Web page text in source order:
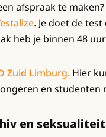
afspraak te
. Je doet de
heb je binnen 48
Zuid Limburg. Hier
en studenten
en seksualiteit